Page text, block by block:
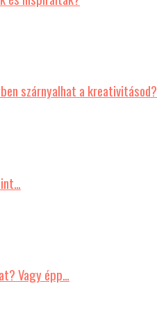
szárnyalhat a kreativitásod?
Vagy épp…